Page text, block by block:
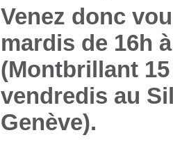
Venez donc
mardis de 16h
(Montbrillant
vendredis au
Genève).